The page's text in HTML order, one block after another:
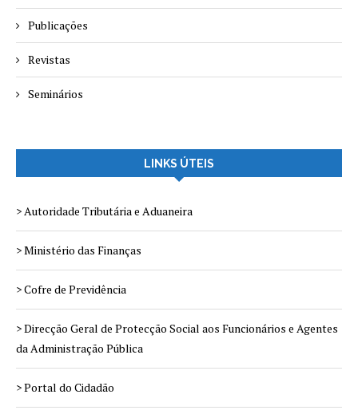
Publicações
Revistas
Seminários
LINKS ÚTEIS
> Autoridade Tributária e Aduaneira
> Ministério das Finanças
> Cofre de Previdência
> Direcção Geral de Protecção Social aos Funcionários e Agentes
da Administração Pública
> Portal do Cidadão